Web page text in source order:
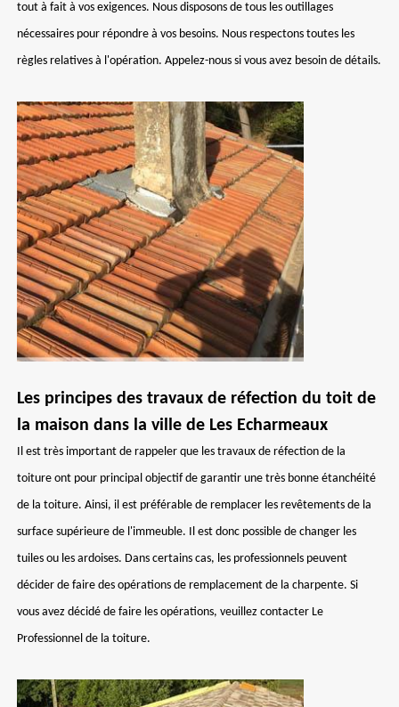
tout à fait à vos exigences. Nous disposons de tous les outillages
nécessaires pour répondre à vos besoins. Nous respectons toutes les
règles relatives à l'opération. Appelez-nous si vous avez besoin de détails.
Les principes des travaux de réfection du toit de
la maison dans la ville de Les Echarmeaux
Il est très important de rappeler que les travaux de réfection de la
toiture ont pour principal objectif de garantir une très bonne étanchéité
de la toiture. Ainsi, il est préférable de remplacer les revêtements de la
surface supérieure de l'immeuble. Il est donc possible de changer les
tuiles ou les ardoises. Dans certains cas, les professionnels peuvent
décider de faire des opérations de remplacement de la charpente. Si
vous avez décidé de faire les opérations, veuillez contacter Le
Professionnel de la toiture.